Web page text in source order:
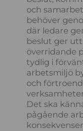
och
behöver
där ledare
beslut ger
överridande
tydlig i
arbetsmiljö
och
Det ska
pågående